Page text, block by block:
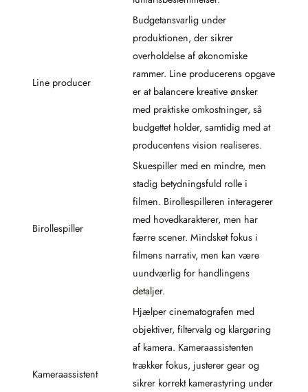
Line producer
Budgetansvarlig under
produktionen, der sikrer
overholdelse af økonomiske
rammer. Line producerens opgave
er at balancere kreative ønsker
med praktiske omkostninger, så
budgettet holder, samtidig med at
producentens vision realiseres.
Birollespiller
Skuespiller med en mindre, men
stadig betydningsfuld rolle i
filmen. Birollespilleren interagerer
med hovedkarakterer, men har
færre scener. Mindsket fokus i
filmens narrativ, men kan være
uundværlig for handlingens
detaljer.
Kameraassistent
Hjælper cinematografen med
objektiver, filtervalg og klargøring
af kamera. Kameraassistenten
trækker fokus, justerer gear og
sikrer korrekt kamerastyring under